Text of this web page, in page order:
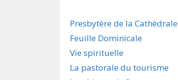
Presbytère de la Cathédrale
Feuille Dominicale
Vie spirituelle
La pastorale du tourisme